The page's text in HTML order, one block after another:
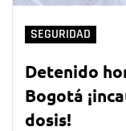
SEGURIDAD
Detenido
Bogotá
dosis!